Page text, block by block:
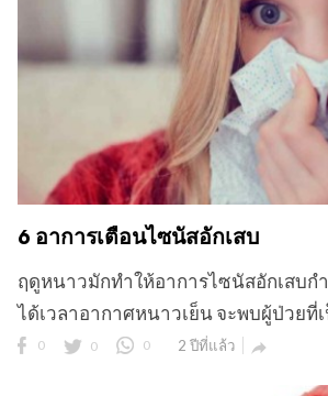
6 อาการเตือนไซนัสอักเสบ
ฤดูหนาวมักทำให้อาการไซนัสอักเสบกำ
ได้เวลาอากาศหนาวเย็น จะพบผู้ป่วย
0 0 0 2 ปีที่แล้ว 